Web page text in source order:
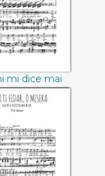
mi dice mai
ti fidar o
(Mozart)